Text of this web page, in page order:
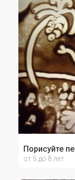
Порисуйте
от 5 до 8 лет